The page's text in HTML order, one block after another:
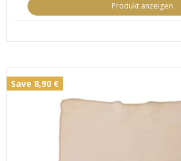
Produkt anzeigen
Save 8,90 €